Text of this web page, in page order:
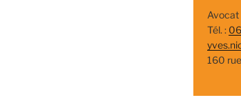
Avocat
Tél. :
160